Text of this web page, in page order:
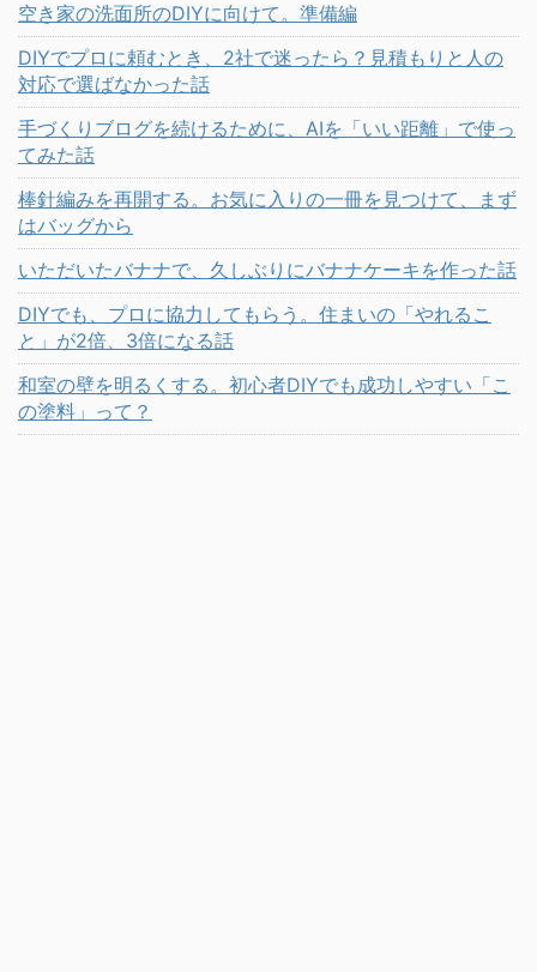
空き家の洗面所のDIYに向けて。準備編
DIYでプロに頼むとき、2社で迷ったら？見積もりと人の
対応で選ばなかった話
手づくりブログを続けるために、AIを「いい距離」で使っ
てみた話
棒針編みを再開する。お気に入りの一冊を見つけて、まず
はバッグから
いただいたバナナで、久しぶりにバナナケーキを作った話
DIYでも、プロに協力してもらう。住まいの「やれるこ
と」が2倍、3倍になる話
和室の壁を明るくする。初心者DIYでも成功しやすい「こ
の塗料」って？